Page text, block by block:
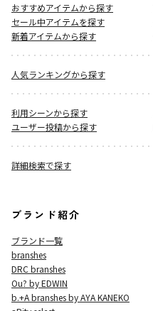
おすすめアイテムから探す
セール中アイテムを探す
新着アイテムから探す
人気ランキングから探す
利用シーンから探す
ユーザー投稿から探す
詳細検索で探す
ブランド紹介
ブランド一覧
branshes
DRC branshes
Ou? by EDWIN
b.+A branshes by AYA KANEKO